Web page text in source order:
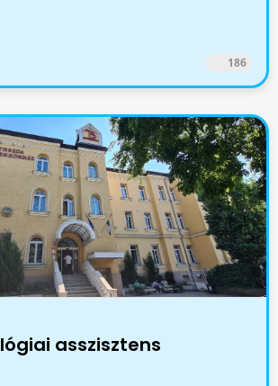
186
asszisztens